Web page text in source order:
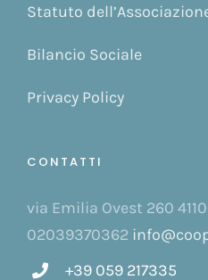
Statuto
Bilancio Sociale
Privacy Policy
CONTATTI
via Emilia Ovest 260
02039370362
+39 059 217335